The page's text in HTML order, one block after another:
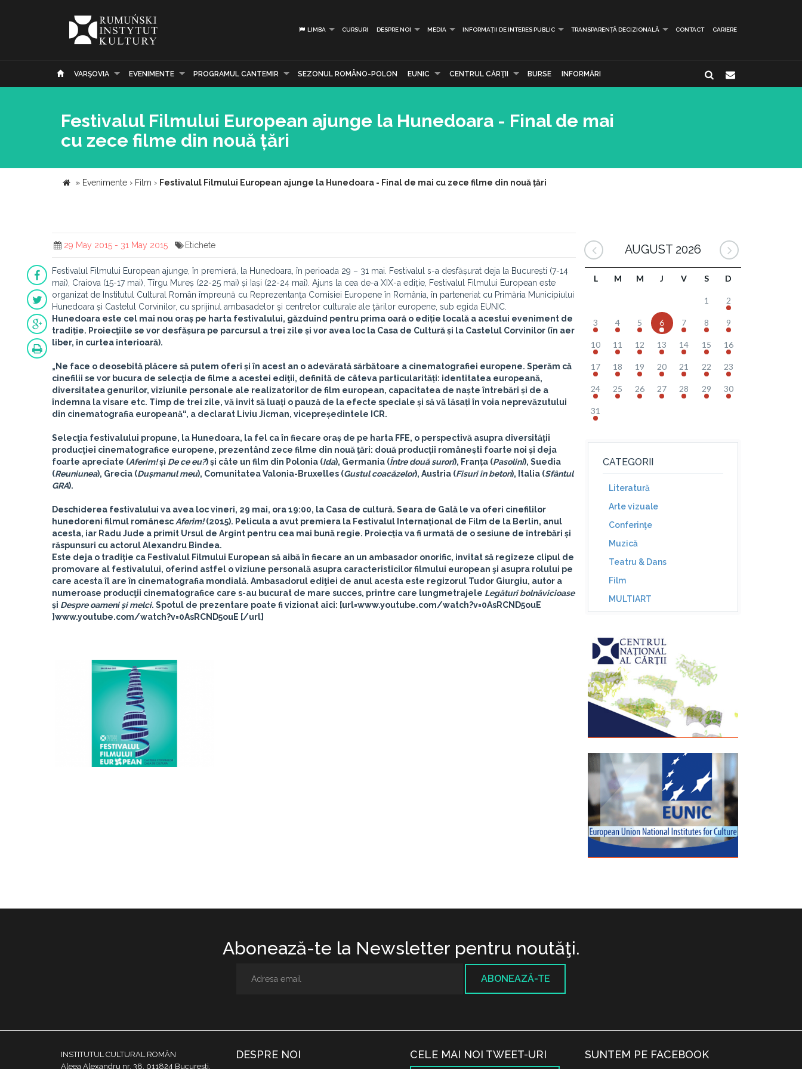
LIMBA CURSURI DESPRE NOI MEDIA INFORMAȚII DE INTERES PUBLIC TRANSPARENȚĂ DECIZIONALĂ CONTACT CARIERE
VARŞOVIA EVENIMENTE PROGRAMUL CANTEMIR SEZONUL ROMÂNO-POLON EUNIC CENTRUL CĂRŢII BURSE INFORMĂRI
Festivalul Filmului European ajunge la Hunedoara - Final de mai
cu zece filme din nouă țări
» Evenimente › Film › Festivalul Filmului European ajunge la Hunedoara - Final de mai cu zece filme din nouă țări
29 May 2015 - 31 May 2015 Etichete
Festivalul Filmului European ajunge, în premieră, la Hunedoara, în perioada 29 – 31 mai. Festivalul s-a desfășurat deja la București (7-14
mai), Craiova (15-17 mai), Tîrgu Mureș (22-25 mai) și Iași (22-24 mai). Ajuns la cea de-a XIX-a ediție, Festivalul Filmului European este
organizat de Institutul Cultural Român împreună cu Reprezentanţa Comisiei Europene în România, în parteneriat cu Primăria Municipiului
Hunedoara și Castelul Corvinilor, cu sprijinul ambasadelor şi centrelor culturale ale ţărilor europene, sub egida EUNIC.
Hunedoara este cel mai nou oraș pe harta festivalului, găzduind pentru prima oară o ediție locală a acestui eveniment de
tradiție. Proiecţiile se vor desfășura pe parcursul a trei zile și vor avea loc la Casa de Cultură și la Castelul Corvinilor (în aer
liber, în curtea interioară).
„Ne face o deosebită plăcere să putem oferi și în acest an o adevărată sărbătoare a cinematografiei europene. Sperăm că
cinefilii se vor bucura de selecţia de filme a acestei ediţii, definită de câteva particularități: identitatea europeană,
diversitatea genurilor, viziunile personale ale realizatorilor de film european, capacitatea de naște întrebări și de a
îndemna la visare etc. Timp de trei zile, vă invit să luați o pauză de la efecte speciale și să vă lăsați în voia neprevăzutului
din cinematografia europeană“, a declarat Liviu Jicman, vicepreședintele ICR.
Selecţia festivalului propune, la Hunedoara, la fel ca în fiecare oraș de pe harta FFE, o perspectivă asupra diversităţii
producţiei cinematografice europene, prezentând zece filme din nouă ţări: două producții românești foarte noi și deja
foarte apreciate (Aferim!și De ce eu?) și câte un film din Polonia (Ida), Germania (Între două surori), Franța (Pasolini), Suedia
(Reuniunea), Grecia (Dușmanul meu), Comunitatea Valonia-Bruxelles (Gustul coacăzelor), Austria (Fisuri în beton), Italia (Sfântul
GRA).
Deschiderea festivalului va avea locvineri, 29 mai, ora 19:00, la Casa de cultură. Seara de Gală le va oferi cinefililor
hunedoreni filmul românesc Aferim!(2015). Pelicula a avut premiera la Festivalul Internațional de Film de la Berlin, anul
acesta, iar Radu Jude a primit Ursul de Argint pentru cea mai bună regie. Proiecția va fi urmată de o sesiune de întrebări și
răspunsuri cu actorul Alexandru Bindea.
Este deja o tradiţie ca Festivalul Filmului European să aibă în fiecare an un ambasador onorific, invitat să regizeze clipul de
promovare al festivalului, oferind astfel o viziune personală asupra caracteristicilor filmului european şi asupra rolului pe
care acesta îl are în cinematografia mondială. Ambasadorul ediţiei de anul acesta este regizorul Tudor Giurgiu, autor a
numeroase producţii cinematografice care s-au bucurat de mare succes, printre care lungmetrajele Legături bolnăvicioase
și Despre oameni și melci. Spotul de prezentare poate fi vizionat aici: [url=www.youtube.com/watch?v=0AsRCND5ouE
]www.youtube.com/watch?v=0AsRCND5ouE [/url]
AUGUST 2026
L M M J V S D
1 2
3 4 5 6 7 8 9
10 11 12 13 14 15 16
17 18 19 20 21 22 23
24 25 26 27 28 29 30
31
CATEGORII
Literatură
Arte vizuale
Conferinţe
Muzică
Teatru & Dans
Film
MULTIART
Abonează-te la Newsletter pentru noutăţi.
ABONEAZĂ-TE
INSTITUTUL CULTURAL ROMÂN
Aleea Alexandru nr. 38, 011824 București,
DESPRE NOI CELE MAI NOI TWEET-URI SUNTEM PE FACEBOOK